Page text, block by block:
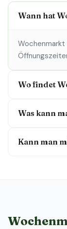
Wann hat
Wo findet
Was kann
Kann man